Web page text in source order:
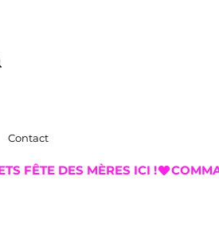
Contact